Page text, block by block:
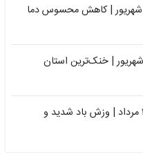
نقشه آب و هوای استان ها امروز 3 شهریور | کاهش محسوس دما
نقشه آب و هوای استان ها امروز 2 شهریور | خنک‌ترین استان
نقشه آب و هوای استان ها امروز ۲۸ مرداد | وزش باد شدید و